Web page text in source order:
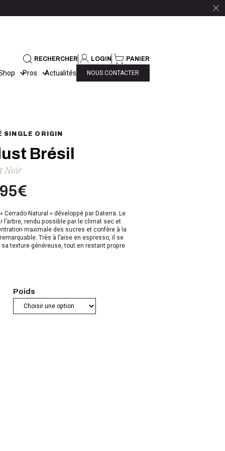
RECHERCHER LOGIN PANIER
Pros Actualités NOUS CONTACTER
SINGLE ORIGIN
Brésil
Noir
€
CerradoNatural » développé parDaterra. Le
rendu possible par le climat sec et
maximale des sucres et confère à la
Très à l’aise en espresso, il se
texture généreuse, tout en restant propre
Poids